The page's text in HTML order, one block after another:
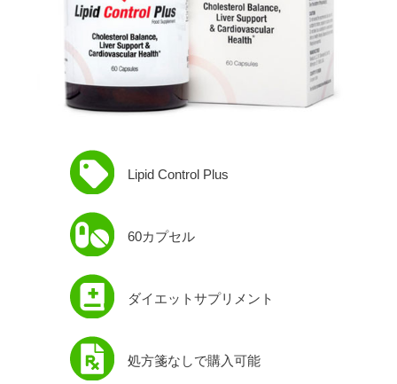
Lipid Control Plus
60カプセル
ダイエットサプリメント
処方箋なしで購入可能